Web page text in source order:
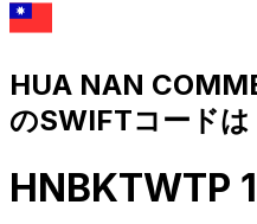
HUA NAN
のSWIFTコードは
HNBKTWTP